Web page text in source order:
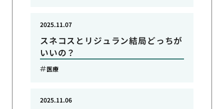
スネコスとリジュラン結局どっちが
いいの？
2025.11.07
医療
2025.11.06